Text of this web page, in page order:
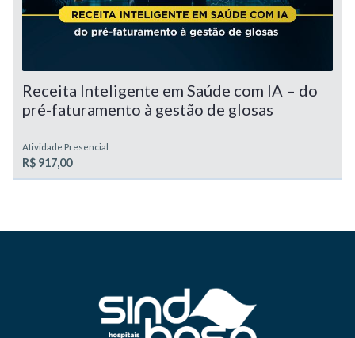
Receita Inteligente em Saúde com IA – do
pré-faturamento à gestão de glosas
Atividade Presencial
R$ 917,00